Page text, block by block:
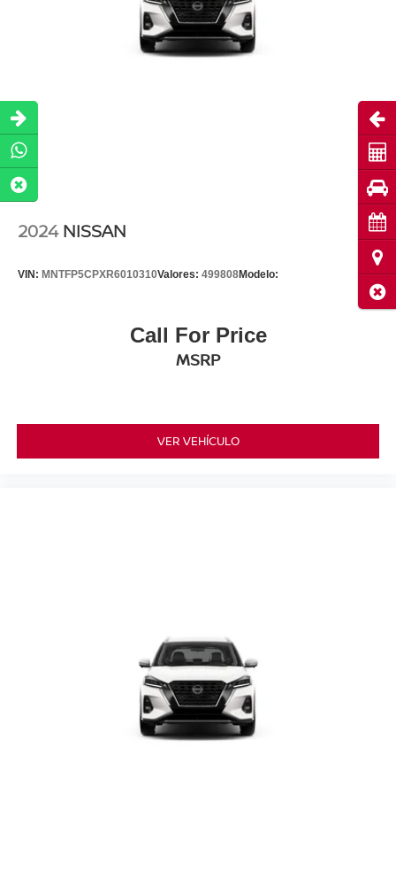
2024 NISSAN
VIN: MNTFP5CPXR6010310Valores: 499808Modelo:
Call For Price
MSRP
VER VEHÍCULO